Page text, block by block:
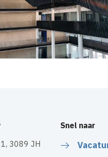
3089 JH
Snel naar